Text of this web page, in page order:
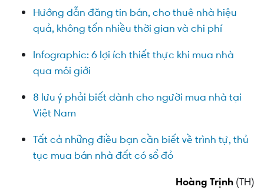
Hướng dẫn đăng tin bán, cho thuê nhà hiệu
quả, không tốn nhiều thời gian và chi phí
Infographic: 6 lợi ích thiết thực khi mua nhà
qua môi giới
8 lưu ý phải biết dành cho người mua nhà tại
Việt Nam
Tất cả những điều bạn cần biết về trình tự, thủ
tục mua bán nhà đất có sổ đỏ
Hoàng Trịnh (TH)